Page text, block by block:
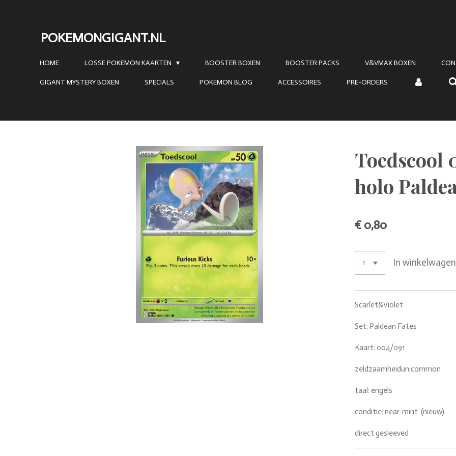
hoofdinhoud
POKEMONGIGANT.NL
HOME LOSSE POKEMON KAARTEN BOOSTER BOXEN BOOSTER PACKS V&VMAX BOXEN
GIGANT MYSTERY BOXEN SPECIALS POKEMON BLOG ACCESSOIRES PRE-ORDERS
Toedscool
holo
€ 0,80
In winkelwagen
Scarlet&Violet
Set: Paldean Fates
Kaart: 004/091
zeldzaamheidun:common
taal: engels
conditie: near-mint (nieuw)
direct gesleeved